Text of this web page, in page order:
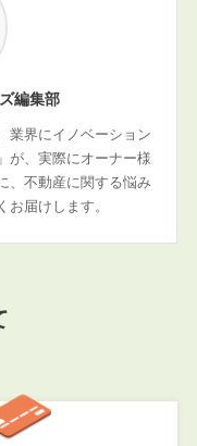
編集部
業界にイノベーション
が、実際にオーナー様
、不動産に関する悩み
届けします。